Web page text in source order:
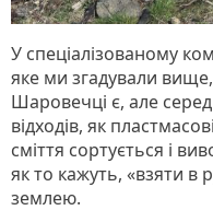
У спеціалізованому
яке ми згадували
Шаровечці є, але
відходів, як
сміття сортується і
як то кажуть, «взяти в
землею.